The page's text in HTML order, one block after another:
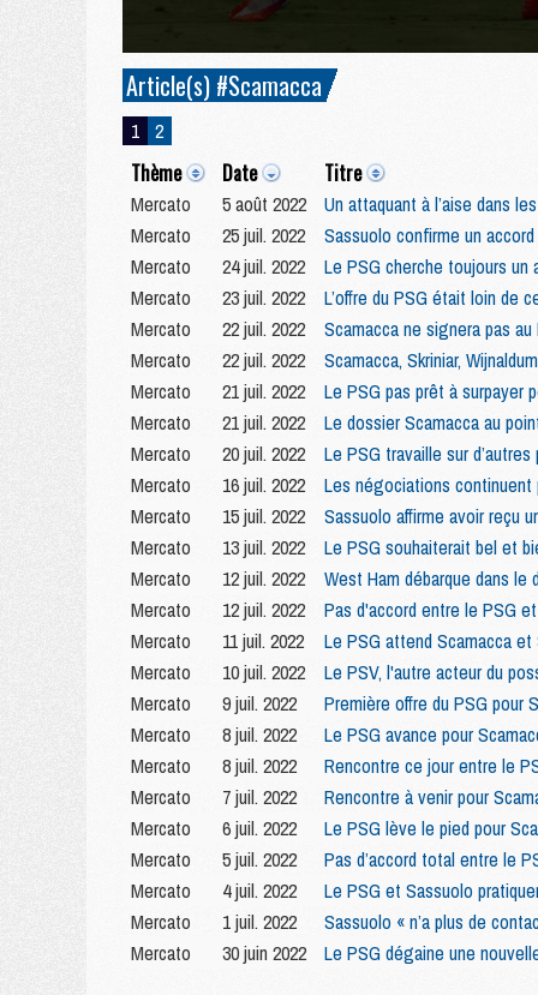
Article(s) #Scamacca
1 2
Thème Date Titre
Mercato 5 août 2022
Un attaquant à l’aise dans
Mercato
25 juil. 2022
Sassuolo confirme un
Mercato
24 juil. 2022
Le PSG cherche toujours un
Mercato
23 juil. 2022
L’offre du PSG était loin de
Mercato
22 juil. 2022
Scamacca ne signera pas
Mercato
22 juil. 2022
Scamacca, Skriniar,
Mercato
21 juil. 2022
Le PSG pas prêt à surpayer
Mercato
21 juil. 2022
Le dossier Scamacca au
Mercato
20 juil. 2022
Le PSG travaille sur
Mercato
16 juil. 2022
Les négociations continuent
Mercato
15 juil. 2022
Sassuolo affirme avoir reçu
Mercato
13 juil. 2022
Le PSG souhaiterait bel et
Mercato
12 juil. 2022
West Ham débarque dans le
Mercato
12 juil. 2022
Pas d'accord entre le PSG
Mercato
11 juil. 2022
Le PSG attend Scamacca
Mercato
10 juil. 2022
Le PSV, l'autre acteur du
Mercato
9 juil. 2022
Première offre du PSG pour
Mercato
8 juil. 2022
Le PSG avance pour
Mercato
8 juil. 2022
Rencontre ce jour entre le
Mercato
7 juil. 2022
Rencontre à venir pour
Mercato
6 juil. 2022
Le PSG lève le pied pour
Mercato
5 juil. 2022
Pas d’accord total entre le
Mercato
4 juil. 2022
Le PSG et Sassuolo
Mercato
1 juil. 2022
Sassuolo « n’a plus de
Mercato
30 juin 2022 Le PSG dégaine une